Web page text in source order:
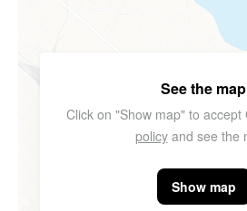
See the map
Click on "Show map" to accept
policyand see the
Show map